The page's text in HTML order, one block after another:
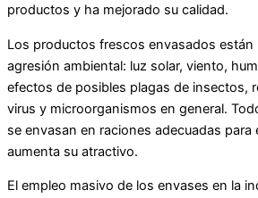
productos y ha mejorado su calidad.
Los productos frescos envasados están
agresión ambiental: luz solar, viento,
efectos de posibles plagas de insectos,
virus y microorganismos en general.
se envasan en raciones adecuadas para
aumenta su atractivo.
El empleo masivo de los envases en la